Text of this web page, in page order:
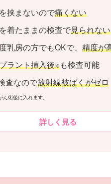
挟まないので痛くない
着たままの検査で見られない
乳房の方でもOKで、 精度が
ラント挿入後※ も検査可能
査なので放射線被ばくがゼロ
術後に入れます。
詳しく見る